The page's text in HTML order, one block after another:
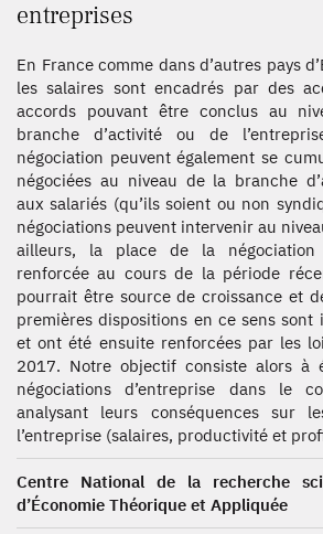
entreprises
En France comme dans d’autres pays
les salaires sont encadrés par des
accords pouvant être conclus au
branche d’activité ou de
négociation peuvent également se
négociées au niveau de la branche
aux salariés (qu’ils soient ou non
négociations peuvent intervenir au
ailleurs, la place de la négociation
renforcée au cours de la période
pourrait être source de croissance et
premières dispositions en ce sens sont
et ont été ensuite renforcées par les
2017. Notre objectif consiste alors à
négociations d’entreprise dans le
analysant leurs conséquences sur
l’entreprise (salaires, productivité et
Centre National de la recherche
d’Économie Théorique et Appliquée